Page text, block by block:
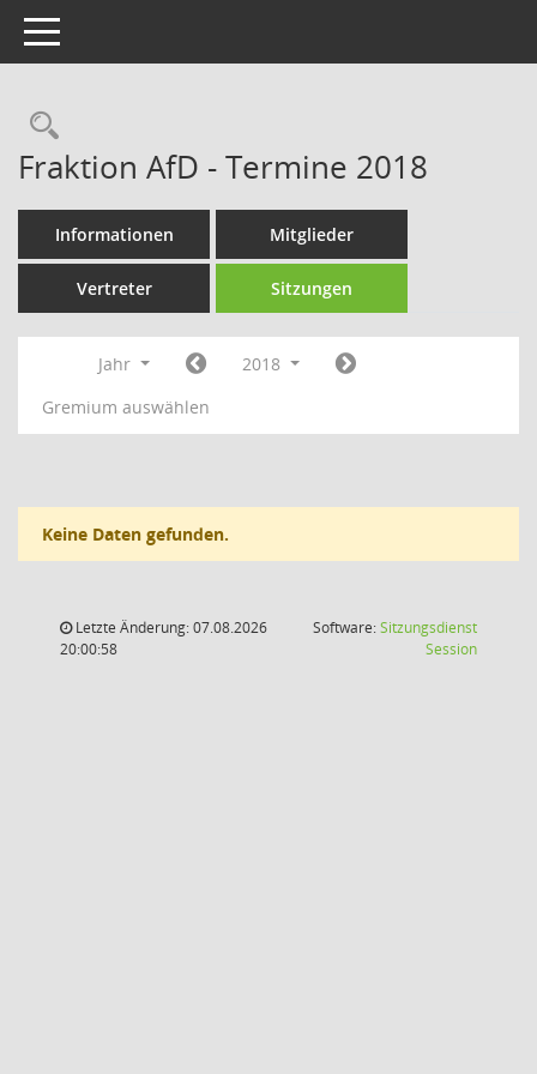
Toggle navigation
Rechercheauswahl
Fraktion AfD - Termine 2018
Informationen Mitglieder
Vertreter Sitzungen
Jahr
2018
Gremium auswählen
Keine Daten gefunden.
Letzte Änderung: 07.08.2026
20:00:58
Software:Sitzungsdienst
Session(Wird in